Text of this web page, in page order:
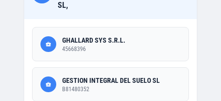
SL,
GHALLARD SYS S.R.L.
45668396
GESTION INTEGRAL DEL SUELO SL
B81480352